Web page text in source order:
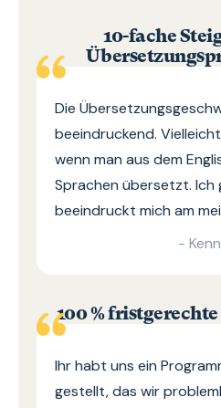
10-fache
Die
beeindruckend.
wenn man aus dem
Sprachen übersetzt. Ich
beeindruckt mich am
-
100 %
Ihr habt uns ein
gestellt, das wir